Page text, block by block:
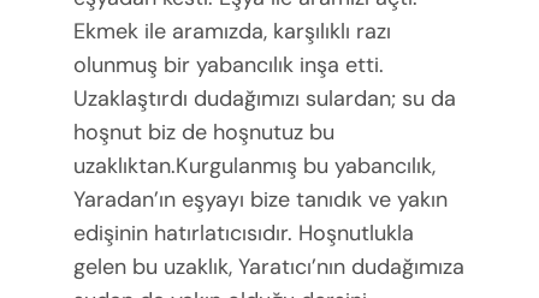
Ekmek ile aramızda, karşılıklı razı
olunmuş bir yabancılık inşa etti.
Uzaklaştırdı dudağımızı sulardan; su da
hoşnut biz de hoşnutuz bu
uzaklıktan.Kurgulanmış bu yabancılık,
Yaradan’ın eşyayı bize tanıdık ve yakın
edişinin hatırlatıcısıdır. Hoşnutlukla
gelen bu uzaklık, Yaratıcı’nın dudağımıza